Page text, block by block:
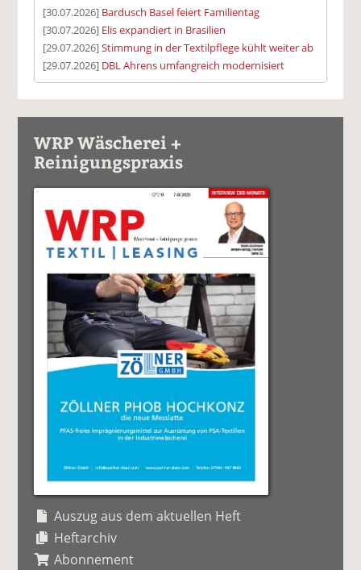
[30.07.2026] Bardusch Basel feiert Familientag
[30.07.2026] Elis expandiert in Brasilien
[29.07.2026]Stimmung in der Textilpflege kühlt weiter ab
[29.07.2026] DBL Ahrens umfangreich modernisiert
WRP Wäscherei +
Reinigungspraxis
Auszug aus dem aktuellen Heft
Heftarchiv
Abonnement